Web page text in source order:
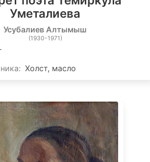
Уметалиева
Усубалиев Алтымыш
(1930-1971)
Холст, масло